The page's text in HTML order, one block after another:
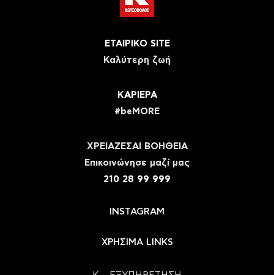
ΕΤΑΙΡΙΚΟ SITE
Καλύτερη ζωή
ΚΑΡΙΕΡΑ
#beMORE
ΧΡΕΙΑΖΕΣΑΙ ΒΟΗΘΕΙΑ
Eπικοινώνησε μαζί μας
210 28 99 999
INSTAGRAM
ΧΡΗΣΙΜΑ LINKS